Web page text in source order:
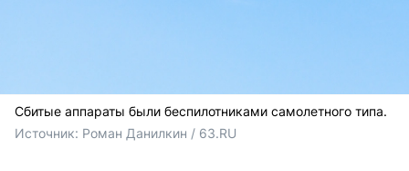
Сбитые аппараты были беспилотниками самолетного типа.
Источник: Роман Данилкин / 63.RU